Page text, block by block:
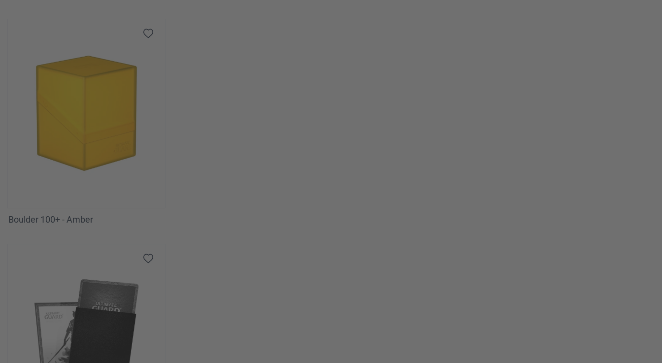
Boulder 100+ - Amber